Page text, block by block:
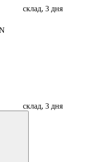
склад, 3 дня
склад, 3 дня